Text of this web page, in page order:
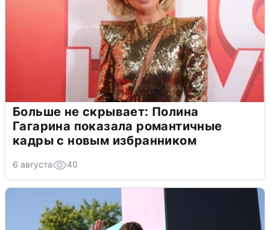
Больше не скрывает: Полина
Гагарина показала романтичные
кадры с новым избранником
6 августа 40